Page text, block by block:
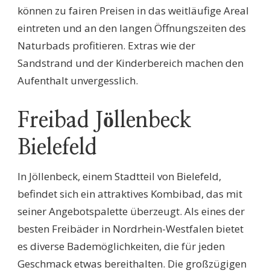
können zu fairen Preisen in das weitläufige Areal
eintreten und an den langen Öffnungszeiten des
Naturbads profitieren. Extras wie der
Sandstrand und der Kinderbereich machen den
Aufenthalt unvergesslich.
Freibad Jöllenbeck
Bielefeld
In Jöllenbeck, einem Stadtteil von Bielefeld,
befindet sich ein attraktives Kombibad, das mit
seiner Angebotspalette überzeugt. Als eines der
besten Freibäder in Nordrhein-Westfalen bietet
es diverse Bademöglichkeiten, die für jeden
Geschmack etwas bereithalten. Die großzügigen